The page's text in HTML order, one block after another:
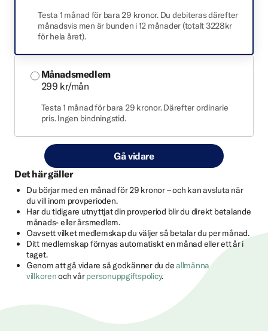
Testa 1 månad för bara 29 kronor. Du debiteras därefter
månadsvis men är bunden i 12 månader (totalt 3228kr
för hela året).
Månadsmedlem
299 kr/mån
Testa 1 månad för bara 29 kronor. Därefter ordinarie
pris. Ingen bindningstid.
Gå vidare
Det här gäller
Du börjar med en månad för 29 kronor – och kan avsluta när
du vill inom provperioden.
Har du tidigare utnyttjat din provperiod blir du direkt betalande
månads- eller årsmedlem.
Oavsett vilket medlemskap du väljer så betalar du per månad.
Ditt medlemskap förnyas automatiskt en månad eller ett år i
taget.
Genom att gå vidare så godkänner du deallmänna
villkorenoch vårpersonuppgiftspolicy.